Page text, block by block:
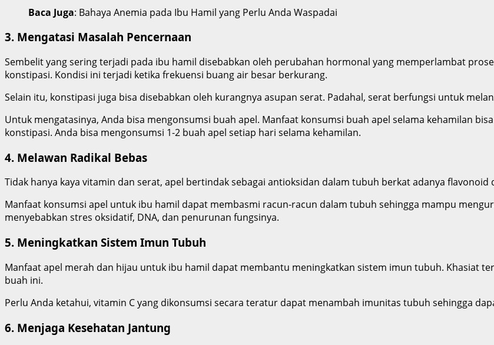
Baca Juga: Bahaya Anemia pada Ibu Hamil yang Perlu Anda Waspadai
3. Mengatasi Masalah Pencernaan
Sembelit yang sering terjadi pada ibu hamil disebabkan oleh perubahan hormonal yang memperlambat
konstipasi. Kondisi ini terjadi ketika frekuensi buang air besar berkurang.
Selain itu, konstipasi juga bisa disebabkan oleh kurangnya asupan serat. Padahal, serat berfungsi untuk
Untuk mengatasinya, Anda bisa mengonsumsi buah apel. Manfaat konsumsi buah apel selama kehamilan
konstipasi. Anda bisa mengonsumsi 1-2 buah apel setiap hari selama kehamilan.
4. Melawan Radikal Bebas
Tidak hanya kaya vitamin dan serat, apel bertindak sebagai antioksidan dalam tubuh berkat adanya flavonoid
Manfaat konsumsi apel untuk ibu hamil dapat membasmi racun-racun dalam tubuh sehingga mampu
menyebabkan stres oksidatif, DNA, dan penurunan fungsinya.
5. Meningkatkan Sistem Imun Tubuh
Manfaat apel merah dan hijau untuk ibu hamil dapat membantu meningkatkan sistem imun tubuh. Khasiat
buah ini.
Perlu Anda ketahui, vitamin C yang dikonsumsi secara teratur dapat menambah imunitas tubuh sehingga
6. Menjaga Kesehatan Jantung